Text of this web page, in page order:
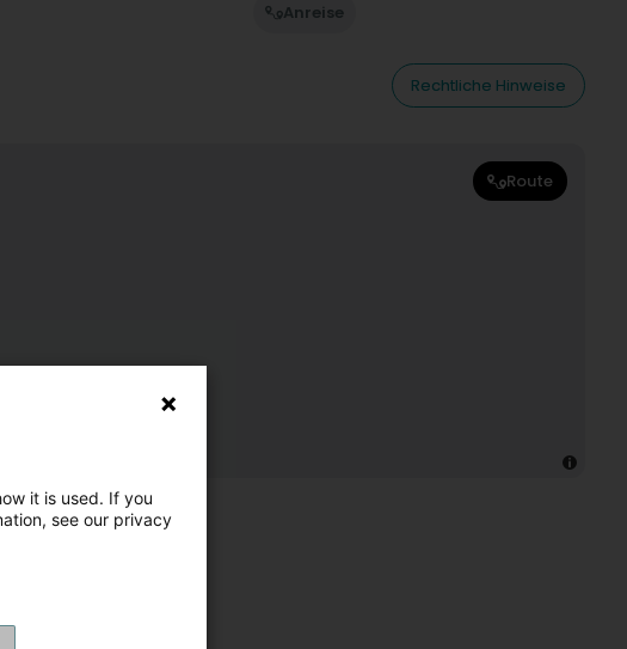
Anreise
Rechtliche Hinweise
Route
it is used. If you
see our privacy